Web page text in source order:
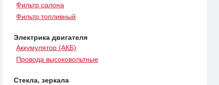
Фильтр салона
Фильтр топливный
Электрика двигателя
Аккумулятор (АКБ)
Провода высоковольтные
Стекла, зеркала